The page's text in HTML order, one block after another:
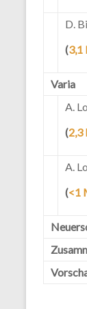
D.
(3,1
Varia
A.
(2,3
A.
(<1